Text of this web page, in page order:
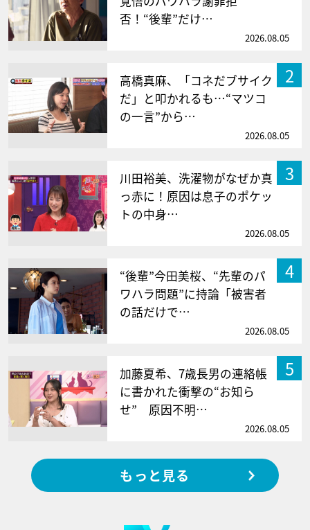
否！“後輩”だけ…
2026.08.05
2
高橋真麻、「コネだブサイク
だ」と叩かれるも…“マツコ
の一言”から…
2026.08.05
3
川田裕美、洗濯物がなぜか真
っ赤に！原因は息子のポケッ
トの中身…
2026.08.05
4
“後輩”今田美桜、“先輩のパ
ワハラ問題”に持論「被害者
の話だけで…
2026.08.05
5
加藤夏希、7歳長男の連絡帳
に書かれた衝撃の“お知ら
せ” 原因不明…
2026.08.05
もっと見る